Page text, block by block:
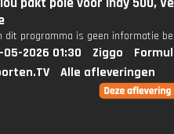
dit programma is geen informatie
05-2026 01:30 Ziggo
Alle afleveringen